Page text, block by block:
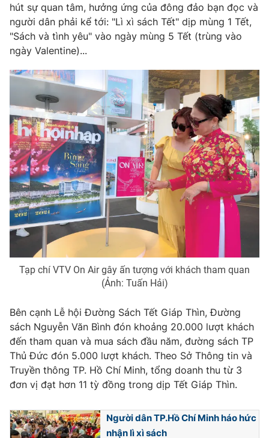
VTV Sức khoẻ Bất động sản
Thị trường 24h
VTV4 Vươn mình bằng AI
VTV9 VTV8
Liên hệ tòa soạn English
THỜI BÁO VTV
Cơ quan chủ quản:Đài Truyền hình Việt Nam
Cơ quan báo chí:
Thời báo VTV
Giấy phép hoạt động báo in và báo điện tử số 483/GP-BTTTT
cấp ngày 29/12/2023
Tổng Biên tập:Vũ Thanh Thủy
Nguyễn Trọng Ninh
Tổng đài VTV:024.38 355 931 - 024.38 355 932
hút sự quan tâm, hưởng ứng của đông đảo bạn đọc và
người dân phải kể tới: "Lì xì sách Tết" dịp mùng 1 Tết,
"Sách và tình yêu" vào ngày mùng 5 Tết (trùng vào
ngày Valentine)...
Tạp chí VTV On Air gây ấn tượng với khách tham quan
(Ảnh: Tuấn Hải)
Bên cạnh Lễ hội Đường Sách Tết Giáp Thìn, Đường
sách Nguyễn Văn Bình đón khoảng 20.000 lượt khách
đến tham quan và mua sách đầu năm, đường sách TP
Thủ Đức đón 5.000 lượt khách. Theo Sở Thông tin và
Truyền thông TP. Hồ Chí Minh, tổng doanh thu từ 3
đơn vị đạt hơn 11 tỳ đồng trong dịp Tết Giáp Thìn.
Người dân TP.Hồ Chí Minh háo hức
nhận lì xì sách